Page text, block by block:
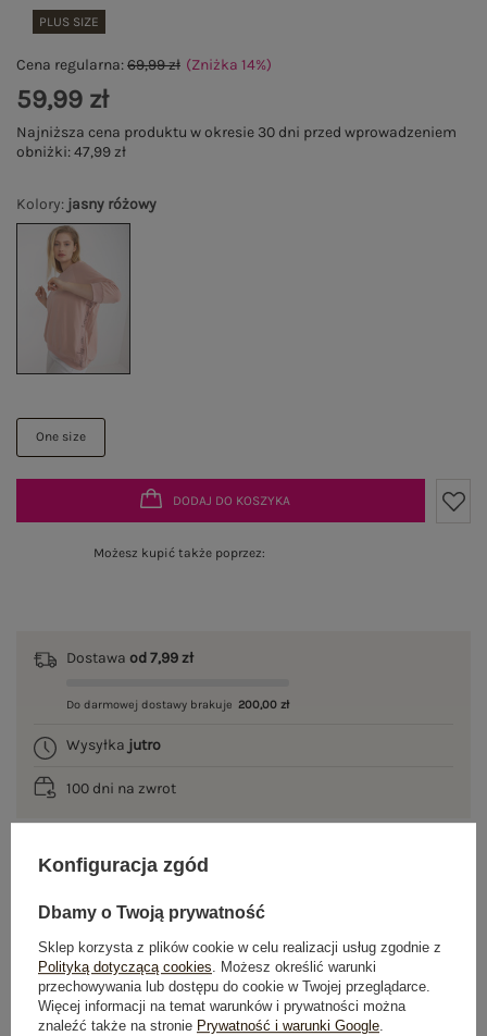
PLUS SIZE
Kolory: jasny różowy
One size
Cena regularna:69,99 zł (Zniżka 14%)
59,99 zł
Najniższa cena produktu w okresie 30 dni przed wprowadzeniem
obniżki:47,99 zł
DODAJ DO KOSZYKA
Możesz kupić także poprzez:
Dostawa od 7,99 zł
Do darmowej dostawy brakuje 200,00 zł
Wysyłka jutro
100 dni na zwrot
GŁÓWNE PARAMETRY
OPINIE O PRODUKCIE (0)
Konfiguracja zgód
Dbamy o Twoją prywatność
Sklep korzysta z plików cookie w celu realizacji usług zgodnie z
Polityką dotyczącą cookies . Możesz określić warunki
przechowywania lub dostępu do cookie w Twojej przeglądarce.
Więcej informacji na temat warunków i prywatności można
znaleźć także na stronie Prywatność i warunki Google